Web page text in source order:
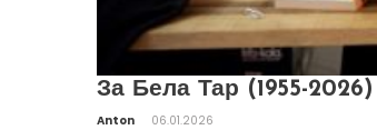
За Бела Тар (1955-2026)
Anton 06.01.2026